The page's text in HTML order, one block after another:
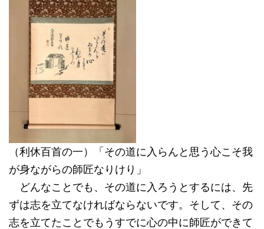
（利休百首の一）「その道に入らんと思う心こそ我
が身ながらの師匠なりけり」
どんなことでも、その道に入ろうとするには、先
ずは志を立てなければならないです。そして、その
志を立てたことでもうすでに心の中に師匠ができて